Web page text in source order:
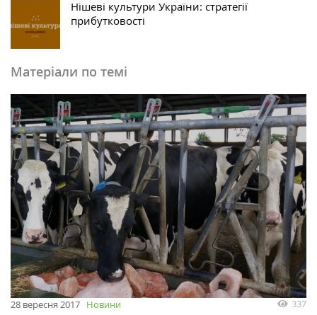
Нішеві культури України: стратегії
прибутковості
Матеріали по темі
28 вересня 2017 Новини 337